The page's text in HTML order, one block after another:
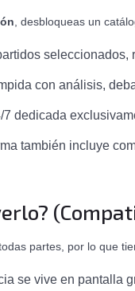
, desbloqueas un
seleccionados,
con análisis,
7 dedicada
también incluye
partes, por lo que
se vive en pantalla